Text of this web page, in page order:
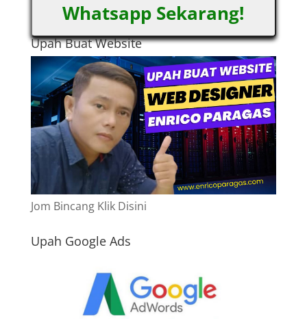
Whatsapp Sekarang!
Upah Buat Website
Jom Bincang Klik Disini
Upah Google Ads